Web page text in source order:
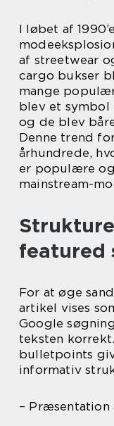
I løbet af
af streetwear
cargo bukser
mange
blev et symbol
og de blev
Denne trend
århundrede,
er populære
mainstream-
featured
For at øge
artikel vises
Google
teksten
bulletpoints
informativ
– Præsentation